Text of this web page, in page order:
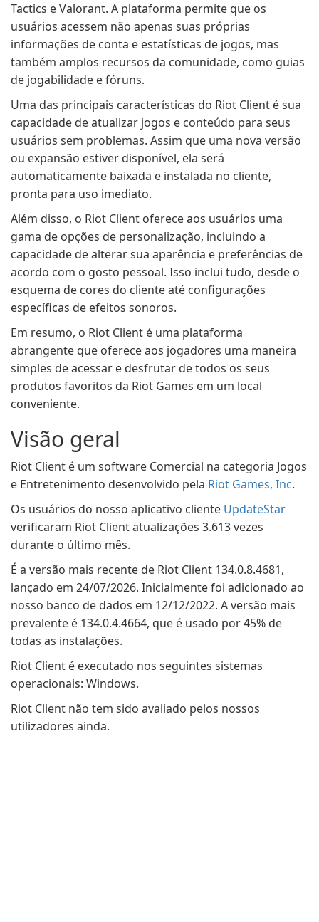
Tactics e Valorant. A plataforma permite que os
usuários acessem não apenas suas próprias
informações de conta e estatísticas de jogos, mas
também amplos recursos da comunidade, como guias
de jogabilidade e fóruns.
Uma das principais características do Riot Client é sua
capacidade de atualizar jogos e conteúdo para seus
usuários sem problemas. Assim que uma nova versão
ou expansão estiver disponível, ela será
automaticamente baixada e instalada no cliente,
pronta para uso imediato.
Além disso, o Riot Client oferece aos usuários uma
gama de opções de personalização, incluindo a
capacidade de alterar sua aparência e preferências de
acordo com o gosto pessoal. Isso inclui tudo, desde o
esquema de cores do cliente até configurações
específicas de efeitos sonoros.
Em resumo, o Riot Client é uma plataforma
abrangente que oferece aos jogadores uma maneira
simples de acessar e desfrutar de todos os seus
produtos favoritos da Riot Games em um local
conveniente.
Visão geral
Riot Client é um software Comercial na categoria Jogos
e Entretenimento desenvolvido pela Riot Games, Inc.
Os usuários do nosso aplicativo cliente UpdateStar
verificaram Riot Client atualizações 3.613 vezes
durante o último mês.
É a versão mais recente de Riot Client 134.0.8.4681,
lançado em 24/07/2026. Inicialmente foi adicionado ao
nosso banco de dados em 12/12/2022. A versão mais
prevalente é 134.0.4.4664, que é usado por 45% de
todas as instalações.
Riot Client é executado nos seguintes sistemas
operacionais: Windows.
Riot Client não tem sido avaliado pelos nossos
utilizadores ainda.